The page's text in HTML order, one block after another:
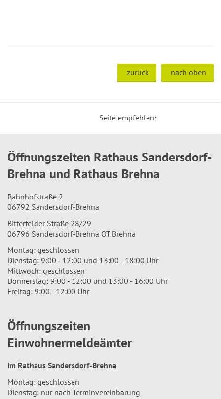
zurück nach oben
Seite empfehlen:
Öffnungszeiten Rathaus Sandersdorf-
Brehna und Rathaus Brehna
Bahnhofstraße 2
06792 Sandersdorf-Brehna
Bitterfelder Straße 28/29
06796 Sandersdorf-Brehna OT Brehna
Montag: geschlossen
Dienstag: 9:00 - 12:00 und 13:00 - 18:00 Uhr
Mittwoch: geschlossen
Donnerstag: 9:00 - 12:00 und 13:00 - 16:00 Uhr
Freitag: 9:00 - 12:00 Uhr
Öffnungszeiten
Einwohnermeldeämter
im Rathaus Sandersdorf-Brehna
Montag: geschlossen
Dienstag: nur nach Terminvereinbarung